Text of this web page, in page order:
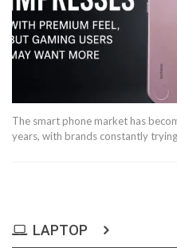
The smart phone market has
years, with brands constantly
LAPTOP